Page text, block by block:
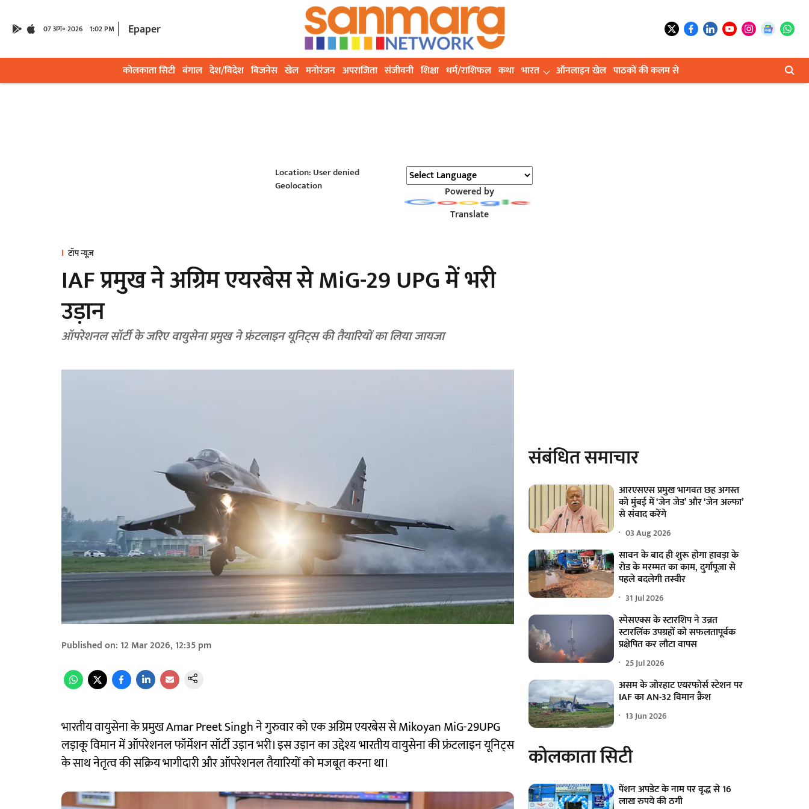
07 अग॰ 2026 1:02 PM Epaper
कोलकाता सिटी बंगाल देश/विदेश बिजनेस खेल मनोरंजन अपराजिता संजीवनी शिक्षा धर्म/राशिफल कथा भारत ऑनलाइन खेल पाठकों की कलम से
Location: User denied
Geolocation
Powered by
Translate
टॉप न्यूज़
IAF प्रमुख ने अग्रिम एयरबेस से MiG-29 UPG में भरी
उड़ान
ऑपरेशनल सॉर्टी के जरिए वायुसेना प्रमुख ने फ्रंटलाइन यूनिट्स की तैयारियों का लिया जायजा
Published on: 12 Mar 2026, 12:35 pm
भारतीय वायुसेना के प्रमुख Amar Preet Singh ने गुरुवार को एक अग्रिम एयरबेस से Mikoyan MiG-29UPG
लड़ाकू विमान में ऑपरेशनल फॉर्मेशन सॉर्टी उड़ान भरी। इस उड़ान का उद्देश्य भारतीय वायुसेना की फ्रंटलाइन यूनिट्स
के साथ नेतृत्व की सक्रिय भागीदारी और ऑपरेशनल तैयारियों को मजबूत करना था।
संबंधित समाचार
आरएसएस प्रमुख भागवत छह अगस्त
को मुंबई में ‘जेन जेड’ और ‘जेन अल्फा’
से संवाद करेंगे
03 Aug 2026
सावन के बाद ही शुरू होगा हावड़ा के
रोड के मरम्मत का काम, दुर्गापूजा से
पहले बदलेगी तस्वीर
31 Jul 2026
स्पेसएक्स के स्टारशिप ने उन्नत
स्टारलिंक उपग्रहों को सफलतापूर्वक
प्रक्षेपित कर लौटा वापस
25 Jul 2026
असम के जोरहाट एयरफोर्स स्टेशन पर
IAF का AN-32 विमान क्रैश
13 Jun 2026
कोलकाता सिटी
पेंशन अपडेट के नाम पर वृद्ध से 16
लाख रुपये की ठगी